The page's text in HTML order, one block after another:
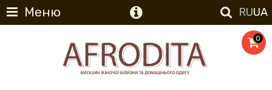
Меню RUUA
0